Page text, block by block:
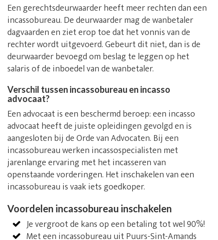
Een gerechtsdeurwaarder heeft meer rechten dan een
incassobureau. De deurwaarder mag de wanbetaler
dagvaarden en ziet erop toe dat het vonnis van de
rechter wordt uitgevoerd. Gebeurt dit niet, dan is de
deurwaarder bevoegd om beslag te leggen op het
salaris of de inboedel van de wanbetaler.
Verschil tussen incassobureau en incasso
advocaat?
Een advocaat is een beschermd beroep: een incasso
advocaat heeft de juiste opleidingen gevolgd en is
aangesloten bij de Orde van Advocaten. Bij een
incassobureau werken incassospecialisten met
jarenlange ervaring met het incasseren van
openstaande vorderingen. Het inschakelen van een
incassobureau is vaak iets goedkoper.
Voordelen incassobureau inschakelen
Je vergroot de kans op een betaling tot wel 90%!
Met een incassobureau uit Puurs-Sint-Amands